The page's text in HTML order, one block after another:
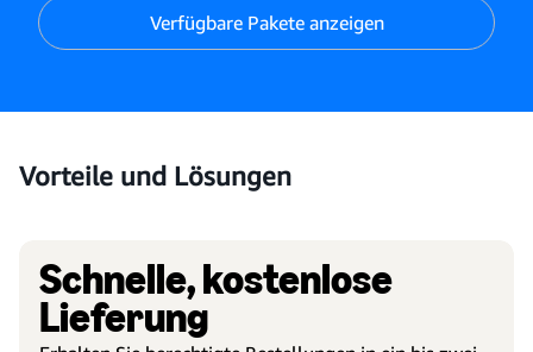
Verfügbare Pakete anzeigen
Vorteile und Lösungen
Schnelle, kostenlose
Lieferung